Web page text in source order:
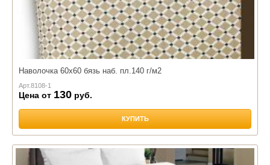
Наволочка 60х60 бязь наб. пл.140 г/м2
Арт.8108-1
Цена от 130 руб.
КУПИТЬ